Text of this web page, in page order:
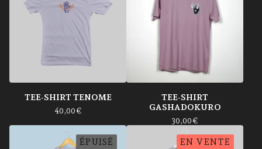
TEE-SHIRT TENOME
40,00€
TEE-SHIRT
GASHADOKURO
30,00€
ÉPUISÉ EN VENTE